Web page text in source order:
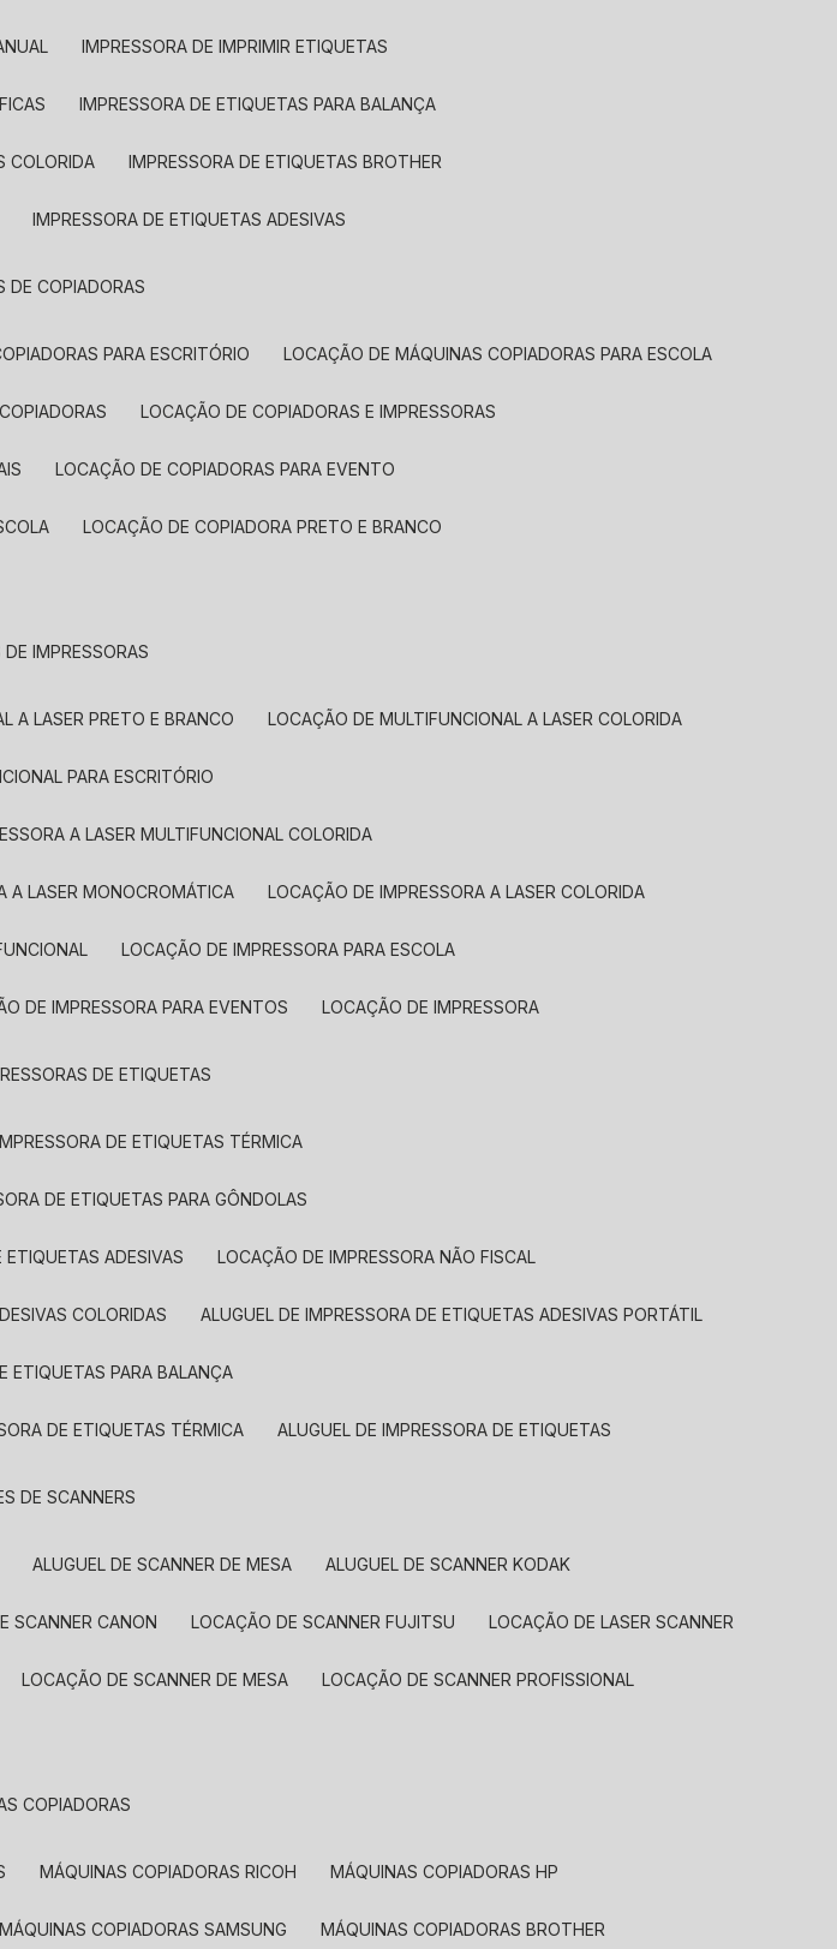
IMPRESSORA DE IMPRIMIR ETIQUETAS
IMPRESSORA DE ETIQUETAS PARA BALANÇA
COLORIDA IMPRESSORA DE ETIQUETAS BROTHER
IMPRESSORA DE ETIQUETAS ADESIVAS
DE COPIADORAS
PARA ESCRITÓRIO LOCAÇÃO DE MÁQUINAS COPIADORAS PARA ESCOLA
LOCAÇÃO DE COPIADORAS E IMPRESSORAS
LOCAÇÃO DE COPIADORAS PARA EVENTO
LOCAÇÃO DE COPIADORA PRETO E BRANCO
DE IMPRESSORAS
A LASER PRETO E BRANCO LOCAÇÃO DE MULTIFUNCIONAL A LASER COLORIDA
PARA ESCRITÓRIO
A LASER MULTIFUNCIONAL COLORIDA
A LASER MONOCROMÁTICA LOCAÇÃO DE IMPRESSORA A LASER COLORIDA
LOCAÇÃO DE IMPRESSORA PARA ESCOLA
DE IMPRESSORA PARA EVENTOS LOCAÇÃO DE IMPRESSORA
DE ETIQUETAS
DE ETIQUETAS TÉRMICA
DE ETIQUETAS PARA GÔNDOLAS
ETIQUETAS ADESIVAS LOCAÇÃO DE IMPRESSORA NÃO FISCAL
COLORIDAS ALUGUEL DE IMPRESSORA DE ETIQUETAS ADESIVAS PORTÁTIL
ETIQUETAS PARA BALANÇA
DE ETIQUETAS TÉRMICA ALUGUEL DE IMPRESSORA DE ETIQUETAS
DE SCANNERS
ALUGUEL DE SCANNER DE MESA ALUGUEL DE SCANNER KODAK
SCANNER CANON LOCAÇÃO DE SCANNER FUJITSU LOCAÇÃO DE LASER SCANNER
LOCAÇÃO DE SCANNER DE MESA LOCAÇÃO DE SCANNER PROFISSIONAL
COPIADORAS
MÁQUINAS COPIADORAS RICOH MÁQUINAS COPIADORAS HP
MÁQUINAS COPIADORAS SAMSUNG MÁQUINAS COPIADORAS BROTHER